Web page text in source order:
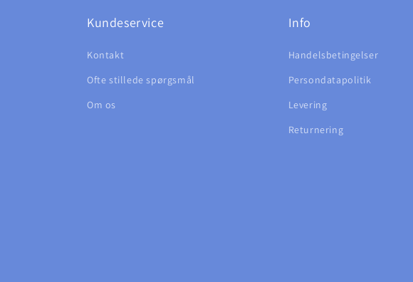
Kundeservice
Kontakt
Ofte stillede spørgsmål
Om os
Info
Handelsbetingelser
Persondatapolitik
Levering
Returnering